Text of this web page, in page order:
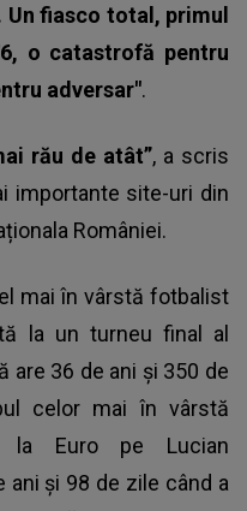
Un fiasco total, primul
o catastrofă pentru
adversar".
rău de atât”, a scris
importante site-uri din
României.
mai în vârstă fotbalist
la un turneu final al
are 36 de ani şi 350 de
celor mai în vârstă
la Euro pe Lucian
ani şi 98 de zile când a